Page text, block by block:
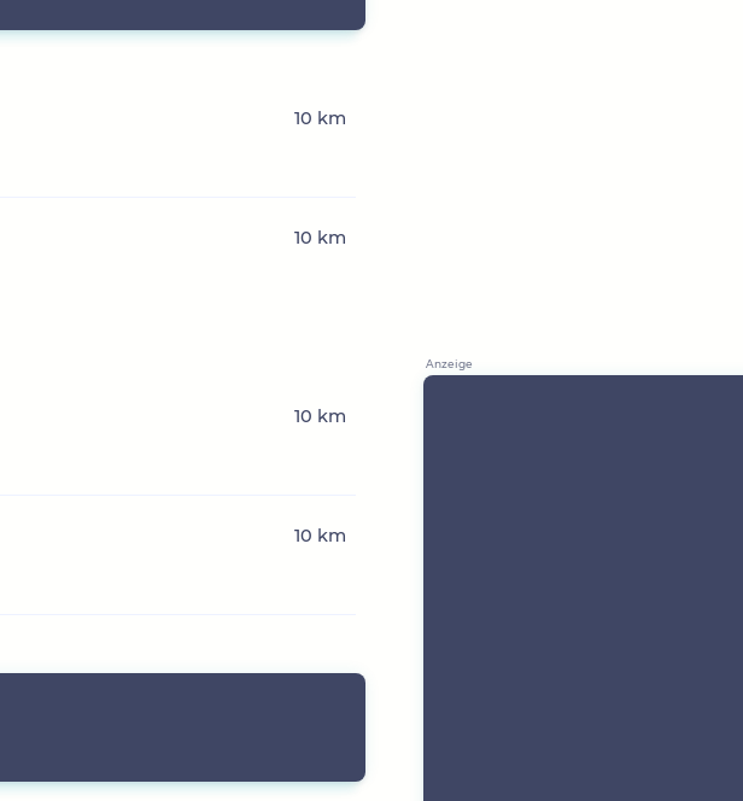
10 km
10 km
10 km
10 km